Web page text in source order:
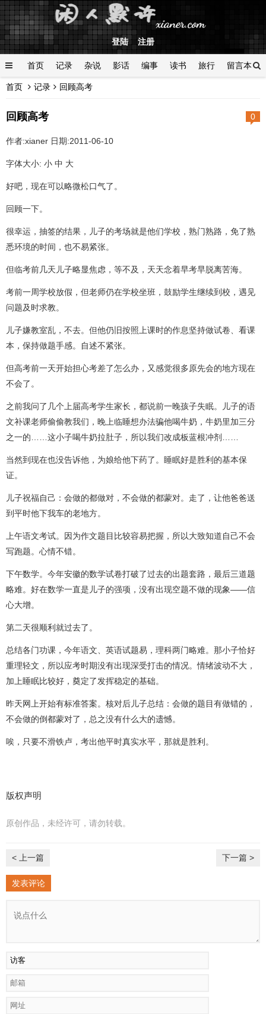
登陆 注册
首页 记录 杂说 影话 编事 读书 旅行 留言本
登陆
首页 记录 回顾高考
0
回顾高考
作者:xianer 日期:2011-06-10
字体大小: 小 中 大
好吧，现在可以略微松口气了。
回顾一下。
很幸运，抽签的结果，儿子的考场就是他们学校，熟门熟路，免了熟
悉环境的时间，也不易紧张。
但临考前几天儿子略显焦虑，等不及，天天念着早考早脱离苦海。
考前一周学校放假，但老师仍在学校坐班，鼓励学生继续到校，遇见
问题及时求教。
儿子嫌教室乱，不去。但他仍旧按照上课时的作息坚持做试卷、看课
本，保持做题手感。自述不紧张。
但高考前一天开始担心考差了怎么办，又感觉很多原先会的地方现在
不会了。
之前我问了几个上届高考学生家长，都说前一晚孩子失眠。儿子的语
文补课老师偷偷教我们，晚上临睡想办法骗他喝牛奶，牛奶里加三分
之一的……这小子喝牛奶拉肚子，所以我们改成板蓝根冲剂……
当然到现在也没告诉他，为娘给他下药了。睡眠好是胜利的基本保
证。
儿子祝福自己：会做的都做对，不会做的都蒙对。走了，让他爸爸送
到平时他下我车的老地方。
上午语文考试。因为作文题目比较容易把握，所以大致知道自己不会
写跑题。心情不错。
下午数学。今年安徽的数学试卷打破了过去的出题套路，最后三道题
略难。好在数学一直是儿子的强项，没有出现空题不做的现象——信
心大增。
第二天很顺利就过去了。
总结各门功课，今年语文、英语试题易，理科两门略难。那小子恰好
重理轻文，所以应考时期没有出现深受打击的情况。情绪波动不大，
加上睡眠比较好，奠定了发挥稳定的基础。
昨天网上开始有标准答案。核对后儿子总结：会做的题目有做错的，
不会做的倒都蒙对了，总之没有什么大的遗憾。
唉，只要不滑铁卢，考出他平时真实水平，那就是胜利。
版权声明
原创作品，未经许可，请勿转载。
< 上一篇 下一篇 >
发表评论